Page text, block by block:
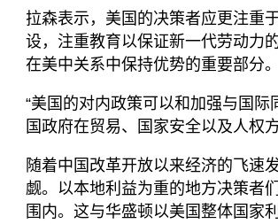
拉森表示，美国的决策者应更注重
设，注重教育以保证新一代劳动力
在美中关系中保持优势的重要部分。
“美国的对内政策可以和加强与国
国政府在贸易、国家安全以及人权
随着中国改革开放以来经济的飞速
觑。以本地利益为重的地方决策者
围内。这与华盛顿以美国整体国家